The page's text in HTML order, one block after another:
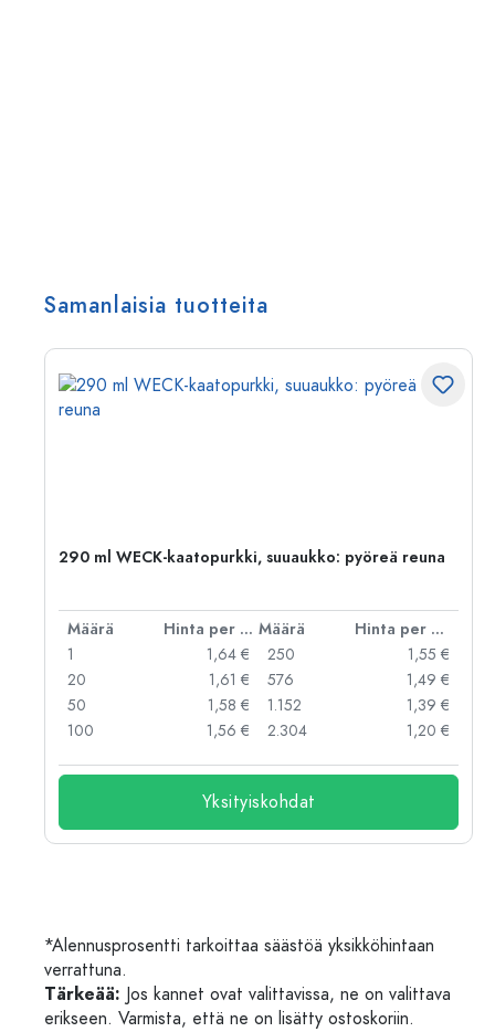
Samanlaisia tuotteita
290 ml WECK-kaatopurkki, suuaukko: pyöreä reuna
Määrä Hinta per kpl Määrä
Hinta per kpl
1
1,64 €
20
1,61 €
50
1,58 €
100
1,56 €
250
1,55 €
576
1,49 €
1.152
1,39 €
2.304
1,20 €
Yksityiskohdat
*Alennusprosentti tarkoittaa säästöä yksikköhintaan
verrattuna.
Tärkeää: Jos kannet ovat valittavissa, ne on valittava
erikseen. Varmista, että ne on lisätty ostoskoriin.